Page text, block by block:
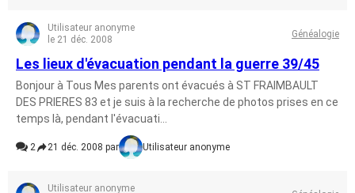
Utilisateur anonyme
le 21 déc. 2008
Généalogie
Les lieux d'évacuation pendant la guerre 39/45
Bonjour à Tous Mes parents ont évacués à ST FRAIMBAULT
DES PRIERES 83 et je suis à la recherche de photos prises en ce
temps là, pendant l'évacuati...
2 21 déc. 2008 par Utilisateur anonyme
Utilisateur anonyme